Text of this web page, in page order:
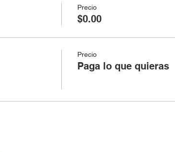
Precio
$0.00
Precio
Paga lo que quieras